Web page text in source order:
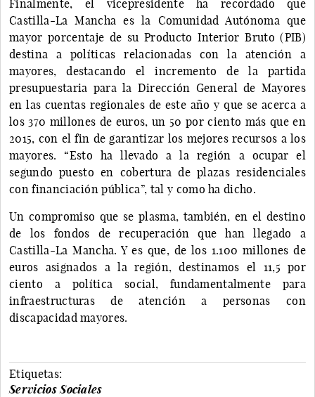
Finalmente, el vicepresidente ha recordado que
Castilla-La Mancha es la Comunidad Autónoma que
mayor porcentaje de su Producto Interior Bruto (PIB)
destina a políticas relacionadas con la atención a
mayores, destacando el incremento de la partida
presupuestaria para la Dirección General de Mayores
en las cuentas regionales de este año y que se acerca a
los 370 millones de euros, un 50 por ciento más que en
2015, con el fin de garantizar los mejores recursos a los
mayores. “Esto ha llevado a la región a ocupar el
segundo puesto en cobertura de plazas residenciales
con financiación pública”, tal y como ha dicho.
Un compromiso que se plasma, también, en el destino
de los fondos de recuperación que han llegado a
Castilla-La Mancha. Y es que, de los 1.100 millones de
euros asignados a la región, destinamos el 11,5 por
ciento a política social, fundamentalmente para
infraestructuras de atención a personas con
discapacidad mayores.
Etiquetas:
Servicios Sociales